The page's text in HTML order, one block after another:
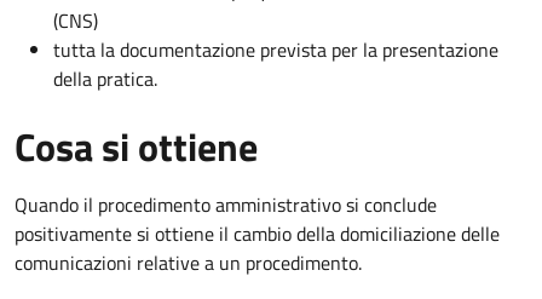
(CNS)
tutta la documentazione prevista per la presentazione
della pratica.
Cosa si ottiene
Quando il procedimento amministrativo si conclude
positivamente si ottiene il cambio della domiciliazione delle
comunicazioni relative a un procedimento.